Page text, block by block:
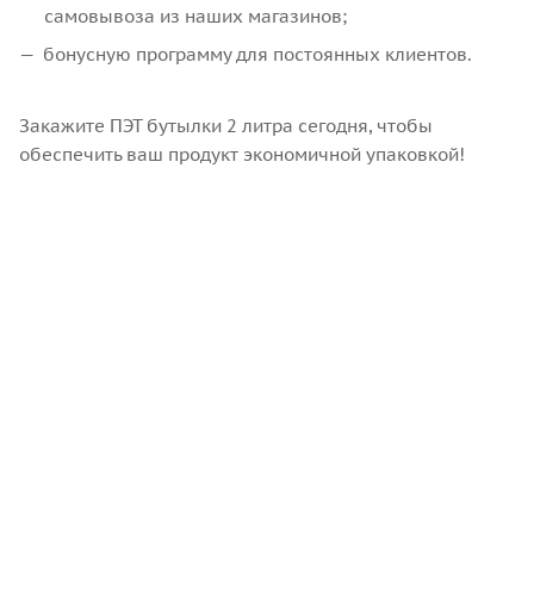
самовывоза из наших магазинов;
бонусную программу для постоянных клиентов.
Закажите ПЭТ бутылки 2 литра сегодня, чтобы
обеспечить ваш продукт экономичной упаковкой!